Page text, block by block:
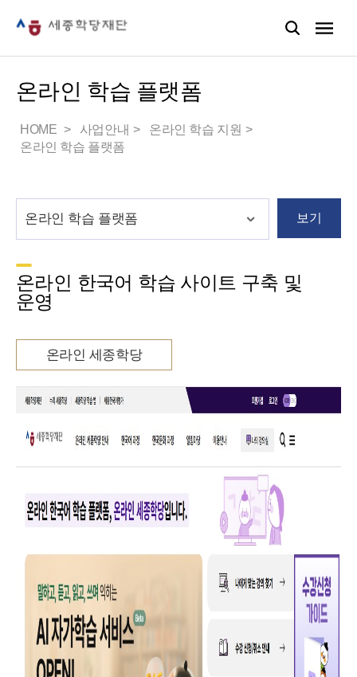
온라인 학습 플랫폼
HOME 사업안내
온라인 학습 지원
온라인 학습 플랫폼
보기
온라인 한국어 학습 사이트 구축 및
운영
온라인 세종학당